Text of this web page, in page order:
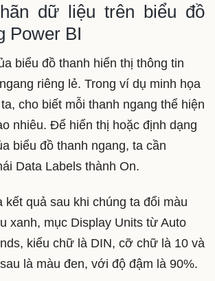
dữ liệu trên biểu đồ
Power BI
biểu đồ thanh hiển thị thông tin
riêng lẻ. Trong ví dụ minh họa
cho biết mỗi thanh ngang thể hiện
nhiêu. Để hiển thị hoặc định dạng
biểu đồ thanh ngang, ta cần
Data Labels thành On.
quả sau khi chúng ta đổi màu
xanh, mục Display Units từ Auto
kiểu chữ là DIN, cỡ chữ là 10 và
là màu đen, với độ đậm là 90%.